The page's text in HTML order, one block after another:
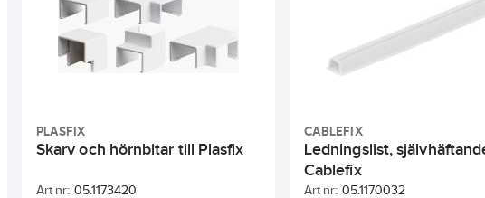
PLASFIX
Skarv och hörnbitar till Plasfix
Art nr: 05.1173420
CABLEFIX
Ledningslist,
Cablefix
Art nr: 05.1170032